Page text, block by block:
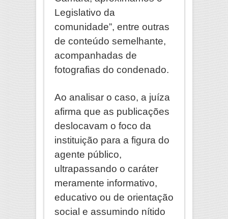
Legislativo da
comunidade”, entre outras
de conteúdo semelhante,
acompanhadas de
fotografias do condenado.
Ao analisar o caso, a juíza
afirma que as publicações
deslocavam o foco da
instituição para a figura do
agente público,
ultrapassando o caráter
meramente informativo,
educativo ou de orientação
social e assumindo nítido